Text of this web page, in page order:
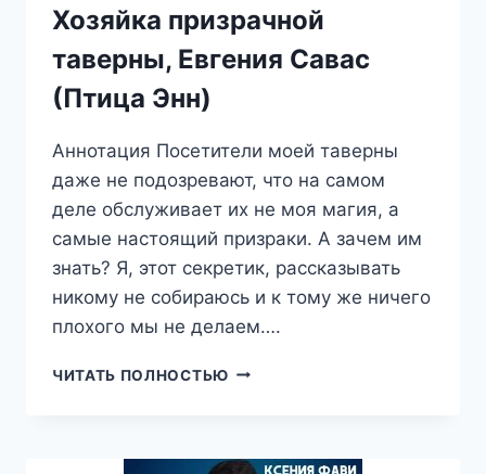
Хозяйка призрачной
таверны, Евгения Савас
(Птица Энн)
Аннотация Посетители моей таверны
даже не подозревают, что на самом
деле обслуживает их не моя магия, а
самые настоящий призраки. А зачем им
знать? Я, этот секретик, рассказывать
никому не собираюсь и к тому же ничего
плохого мы не делаем….
ЧИТАТЬ ПОЛНОСТЬЮ ХОЗЯЙКА
САВАС